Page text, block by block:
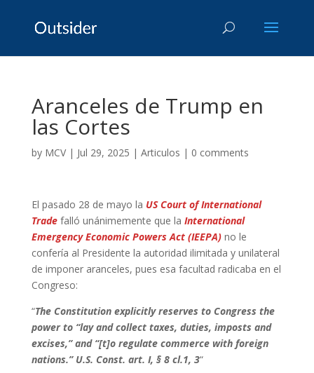
Aranceles de Trump en
las Cortes
by MCV| Jul 29, 2025 | Articulos | 0 comments
El pasado 28 de mayo la US Court of International
Tradefalló unánimemente que la International
Emergency Economic Powers Act (IEEPA)no le
confería al Presidente la autoridad ilimitada y unilateral
de imponer aranceles, pues esa facultad radicaba en el
Congreso:
“The Constitution explicitly reserves to Congress the
power to “lay and collect taxes, duties, imposts and
excises,” and “[t]o regulate commerce with foreign
nations.” U.S. Const. art. I, § 8 cl.1, 3“